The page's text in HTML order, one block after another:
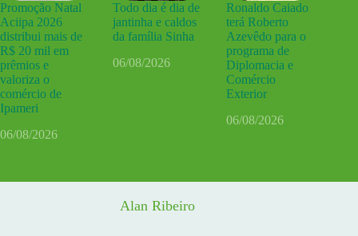
Promoção Natal
Aciipa 2026
distribui mais de
R$ 20 mil em
prêmios e
valoriza o
comércio de
Ipameri
06/08/2026
Todo dia é dia de
jantinha e caldos
da família Sinha
06/08/2026
Ronaldo Caiado
terá Roberto
Azevêdo para o
programa de
Diplomacia e
Comércio
Exterior
06/08/2026
Alan Ribeiro